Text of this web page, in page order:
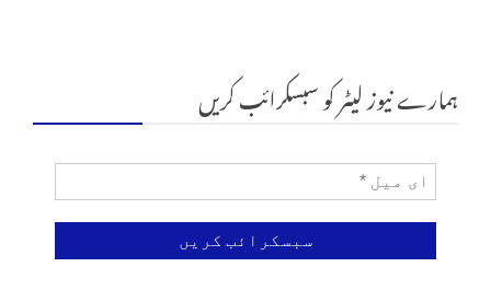
ہمارے نیوز لیٹر کو سبسکرائب کریں